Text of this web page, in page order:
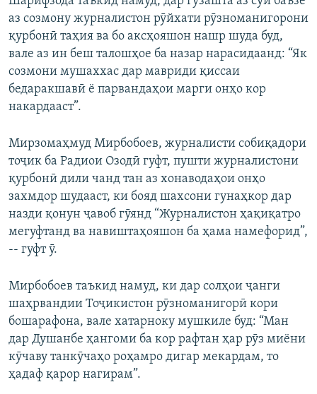
аз созмону журналистон рӯйхати рӯзноманигорони
қурбонӣ таҳия ва бо аксҳояшон нашр шуда буд,
вале аз ин беш талошҳое ба назар нарасидаанд: “Як
созмони мушаххас дар мавриди қиссаи
бедаракшавӣ ё парвандаҳои марги онҳо кор
накардааст”.
Мирзомаҳмуд Мирбобоев, журналисти собиқадори
тоҷик ба Радиои Озодӣ гуфт, пушти журналистони
қурбонӣ дили чанд тан аз хонаводаҳои онҳо
захмдор шудааст, ки бояд шахсони гунаҳкор дар
назди қонун ҷавоб гӯянд “Журналистон ҳақиқатро
мегуфтанд ва навиштаҳояшон ба ҳама намефорид”,
-- гуфт ӯ.
Мирбобоев таъкид намуд, ки дар солҳои ҷанги
шаҳрвандии Тоҷикистон рӯзноманигорӣ кори
бошарафона, вале хатарноку мушкиле буд: “Ман
дар Душанбе ҳангоми ба кор рафтан ҳар рӯз миёни
кӯчаву танкӯчаҳо роҳамро дигар мекардам, то
ҳадаф қарор нагирам”.